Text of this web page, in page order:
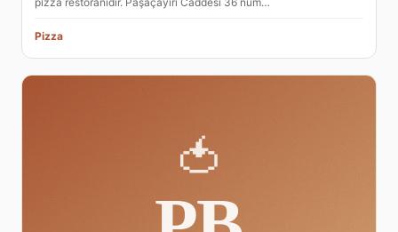
Pizza